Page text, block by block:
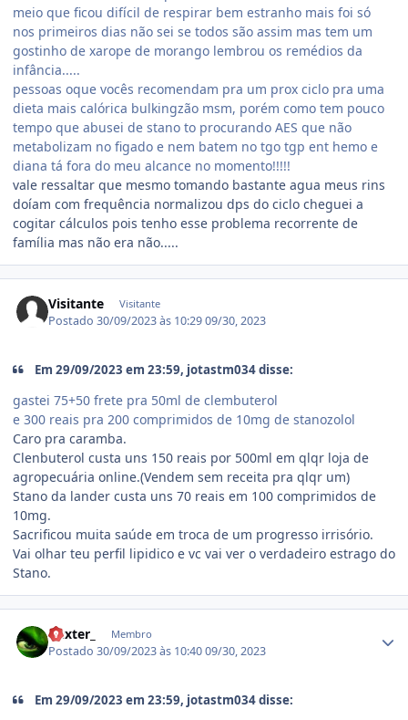
meio que ficou difícil de respirar bem estranho mais foi só
nos primeiros dias não sei se todos são assim mas tem um
gostinho de xarope de morango lembrou os remédios da
infância.....
pessoas oque vocês recomendam pra um prox ciclo pra uma
dieta mais calórica bulkingzão msm, porém como tem pouco
tempo que abusei de stano to procurando AES que não
metabolizam no figado e nem batem no tgo tgp ent hemo e
diana tá fora do meu alcance no momento!!!!!
vale ressaltar que mesmo tomando bastante agua meus rins
doíam com frequência normalizou dps do ciclo cheguei a
cogitar cálculos pois tenho esse problema recorrente de
família mas não era não.....
Visitante Visitante
Postado30/09/2023 às 10:2909/30, 2023
Em 29/09/2023 em 23:59, jotastm034 disse:
gastei 75+50 frete pra 50ml de clembuterol
e 300 reais pra 200 comprimidos de 10mg de stanozolol
Caro pra caramba.
Clenbuterol custa uns 150 reais por 500ml em qlqr loja de
agropecuária online.(Vendem sem receita pra qlqr um)
Stano da lander custa uns 70 reais em 100 comprimidos de
10mg.
Sacrificou muita saúde em troca de um progresso irrisório.
Vai olhar teu perfil lipidico e vc vai ver o verdadeiro estrago do
Stano.
Dexter_ Membro
Postado30/09/2023 às 10:4009/30, 2023
Em 29/09/2023 em 23:59, jotastm034 disse: